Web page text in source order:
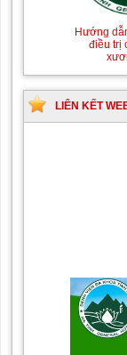
Hướng
điều trị
LIÊN KẾT